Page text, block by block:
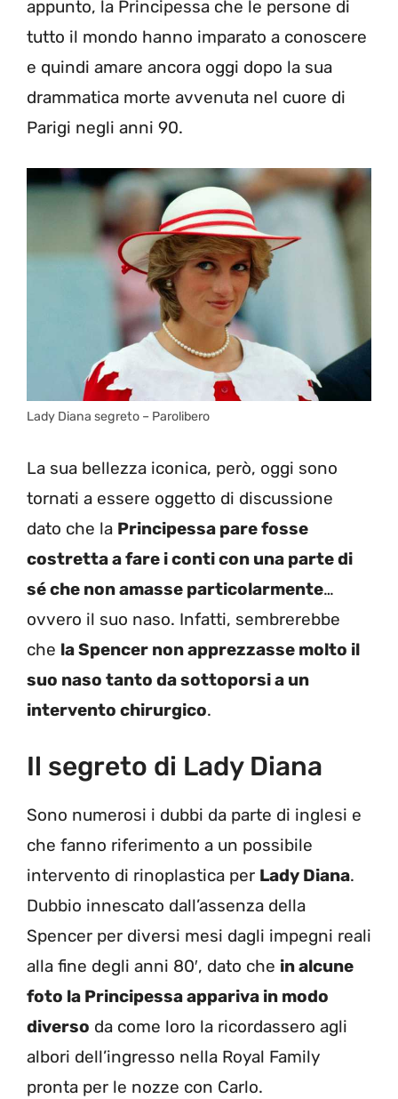
appunto, la Principessa che le persone di
tutto il mondo hanno imparato a conoscere
e quindi amare ancora oggi dopo la sua
drammatica morte avvenuta nel cuore di
Parigi negli anni 90.
Lady Diana segreto – Parolibero
La sua bellezza iconica, però, oggi sono
tornati a essere oggetto di discussione
dato che la Principessa pare fosse
costretta a fare i conti con una parte di
sé che non amasse particolarmente…
ovvero il suo naso. Infatti, sembrerebbe
che la Spencer non apprezzasse molto il
suo naso tanto da sottoporsi a un
intervento chirurgico.
Il segreto di Lady Diana
Sono numerosi i dubbi da parte di inglesi e
che fanno riferimento a un possibile
intervento di rinoplastica per Lady Diana.
Dubbio innescato dall’assenza della
Spencer per diversi mesi dagli impegni reali
alla fine degli anni 80′, dato che in alcune
foto la Principessa appariva in modo
diverso da come loro la ricordassero agli
albori dell’ingresso nella Royal Family
pronta per le nozze con Carlo.